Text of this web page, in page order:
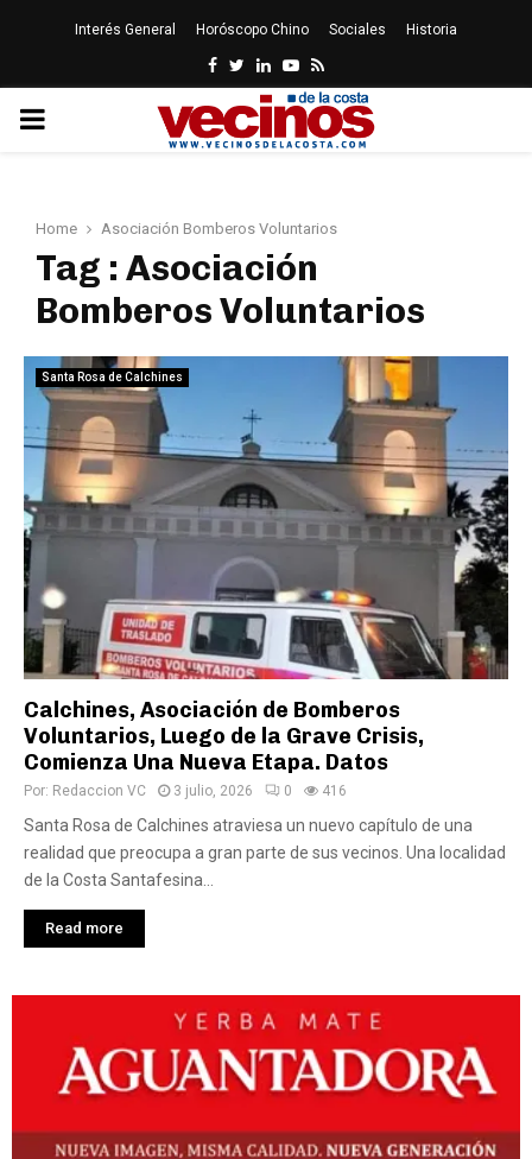
Interés General Horóscopo Chino Sociales Historia
Facebook
Twitter
LinkedinYoutube
Rss
PRIMARY
Home Asociación Bomberos Voluntarios
Tag : Asociación
Bomberos Voluntarios
Santa Rosa de Calchines
Calchines, Asociación de Bomberos
Voluntarios, Luego de la Grave Crisis,
Comienza Una Nueva Etapa. Datos
Por: Redaccion VC 3 julio, 2026 0 416
Santa Rosa de Calchines atraviesa un nuevo capítulo de una
realidad que preocupa a gran parte de sus vecinos. Una localidad
de la Costa Santafesina...
Read more